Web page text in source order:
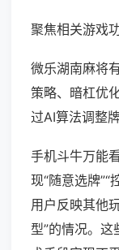
聚焦相关游戏
微乐湖南麻将
策略、暗杠优
过AI算法调整
手机斗牛万能
现“随意选牌”“
用户反映其他
型”的情况。